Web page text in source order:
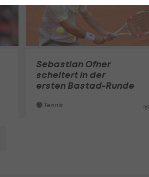
Sebastian Ofner
scheitert in der
ersten Bastad-Runde
Tennis